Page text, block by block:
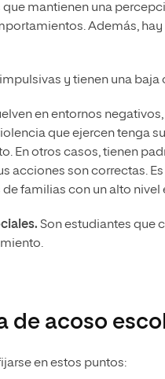
que mantienen una
Además, hay
y tienen una
en entornos
que ejercen tenga
En otros casos, tienen
acciones son correctas.
familias con un alto
Son estudiantes que
de acoso
en estos puntos: